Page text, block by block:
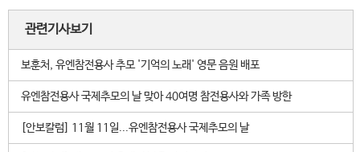
관련기사보기
보훈처, 유엔참전용사 추모 '기억의 노래' 영문 음원 배포
유엔참전용사 국제추모의 날 맞아 40여명 참전용사와 가족 방한
[안보칼럼] 11월 11일...유엔참전용사 국제추모의 날